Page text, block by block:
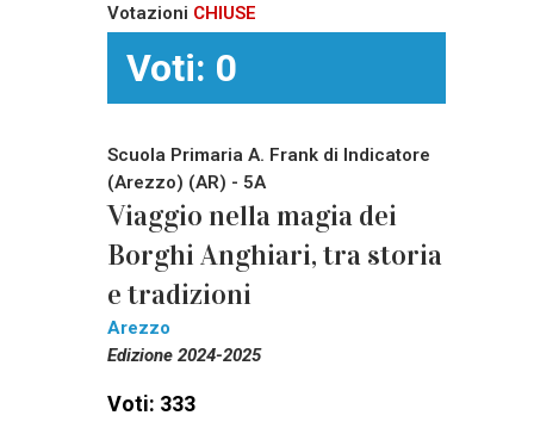
Votazioni CHIUSE
Voti: 0
Scuola Primaria A. Frank di Indicatore
(Arezzo) (AR) - 5A
Viaggio nella magia dei
Borghi Anghiari, tra storia
e tradizioni
Arezzo
Edizione 2024-2025
Voti: 333